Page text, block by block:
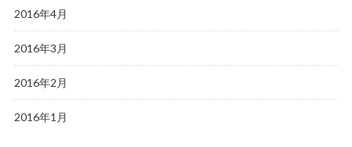
2016年4月
2016年3月
2016年2月
2016年1月